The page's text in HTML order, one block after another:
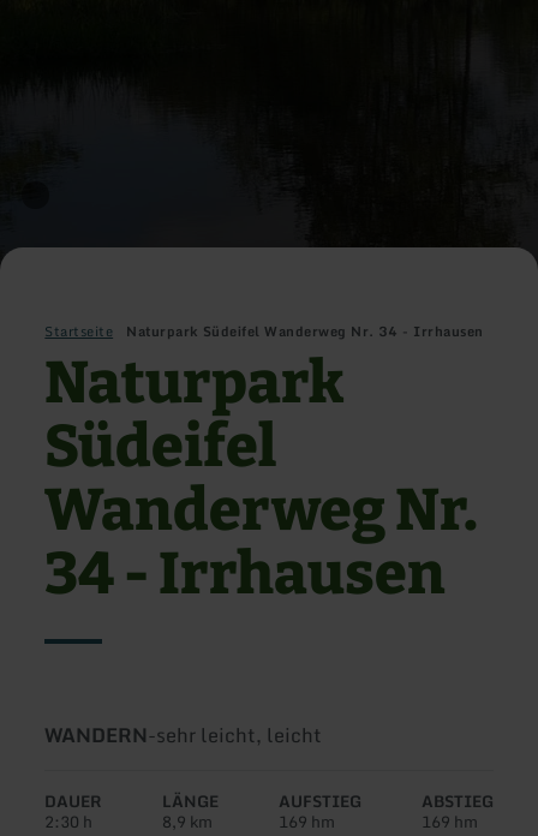
Startseite Naturpark Südeifel Wanderweg Nr. 34 - Irrhausen
Naturpark
Südeifel
Wanderweg Nr.
34 - Irrhausen
Art
Tour:
WANDERN-Schwierigkeit:
sehr leicht, leicht
DAUER
2:30 h
LÄNGE
8,9 km
AUFSTIEG
169 hm
ABSTIEG
169 hm